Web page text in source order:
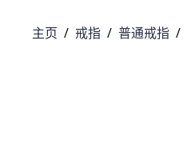
主页 / 戒指 / 普通戒指 /